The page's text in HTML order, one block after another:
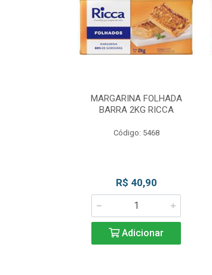
MARGARINA FOLHADA
BARRA 2KG RICCA
Código: 5468
R$ 40,90
Adicionar